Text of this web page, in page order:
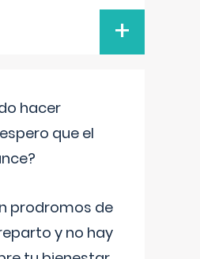
+
hacer
que el
prodromos de
y no hay